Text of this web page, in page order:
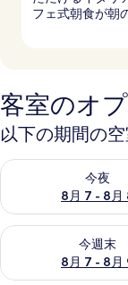
フェ式朝食が朝
客室のオ
以下の期間の
今夜
8月 7 - 8月
今夜 8月 7 - 8月 8
今週末
8月 7 - 8月
今週末 8月 7 - 8月